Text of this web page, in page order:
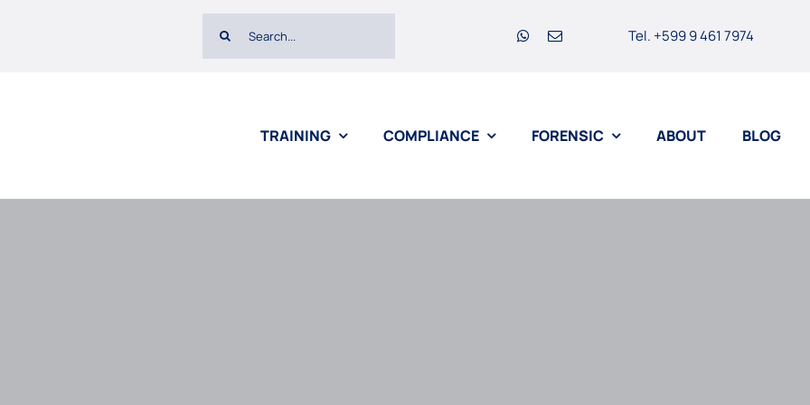
Tel. +599 9 461 7974
TRAINING COMPLIANCE FORENSIC ABOUT BLOG